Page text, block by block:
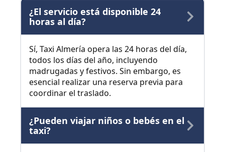
¿El servicio está disponible 24
horas al día?
Sí, Taxi Almería opera las 24 horas del día,
todos los días del año, incluyendo
madrugadas y festivos. Sin embargo, es
esencial realizar una reserva previa para
coordinar el traslado.
¿Pueden viajar niños o bebés en el
taxi?